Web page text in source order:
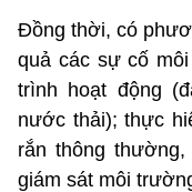
Đồng thời, có
quả các sự cố
trình hoạt động
nước thải); thực
rắn thông
giám sát môi